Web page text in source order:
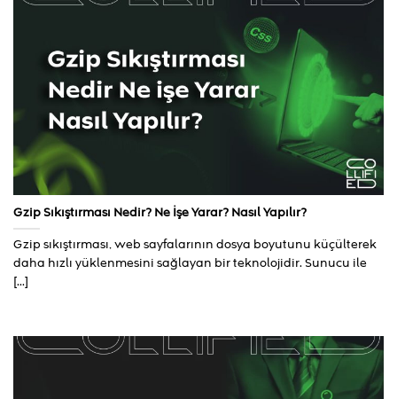
Gzip Sıkıştırması Nedir? Ne İşe Yarar? Nasıl Yapılır?
Gzip sıkıştırması, web sayfalarının dosya boyutunu küçülterek
daha hızlı yüklenmesini sağlayan bir teknolojidir. Sunucu ile
[...]